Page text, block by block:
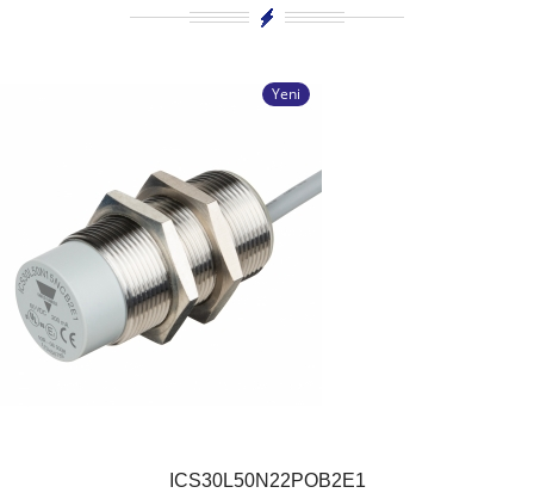
Yeni
ICS30L50N22POB2E1